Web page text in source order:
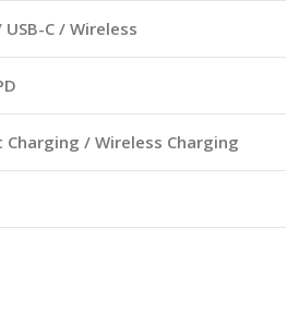
USB-C / Wireless
Charging / Wireless Charging